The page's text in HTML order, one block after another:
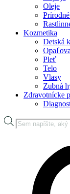
Oleje
Kozmetika
Detská
Pleť
Telo
Vlasy
Zubná
Zdravotnícke
Products
search